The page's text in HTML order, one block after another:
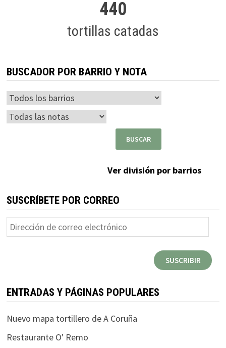
440
tortillas catadas
BUSCADOR POR BARRIO Y NOTA
Ver división por barrios
SUSCRÍBETE POR CORREO
Dirección
de
SUSCRIBIR
ENTRADAS Y PÁGINAS POPULARES
Nuevo mapa tortillero de A Coruña
Restaurante O' Remo